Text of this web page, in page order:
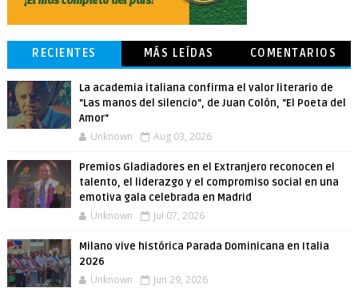
RECIENTES MÁS LEÍDAS COMENTARIOS
La academia italiana confirma el valor literario de
"Las manos del silencio", de Juan Colón, "El Poeta del
Amor"
Unknown Aug 03, 2026
Premios Gladiadores en el Extranjero reconocen el
talento, el liderazgo y el compromiso social en una
emotiva gala celebrada en Madrid
Unknown Jul 07, 2026
Milano vive histórica Parada Dominicana en Italia
2026
Unknown Jun 29, 2026